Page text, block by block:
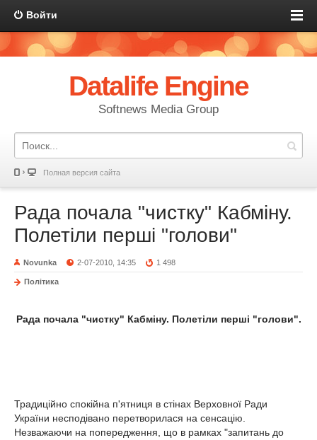
Войти
Datalife Engine
Softnews Media Group
Полная версия сайта
Рада почала "чистку" Кабміну.
Полетіли перші "голови"
Novunka 2-07-2010, 14:35 1 498
Політика
Рада почала "чистку" Кабміну. Полетіли перші "голови".
Традиційно спокійна п'ятниця в стінах Верховної Ради
України несподівано перетворилася на сенсацію.
Незважаючи на попередження, що в рамках "запитань до